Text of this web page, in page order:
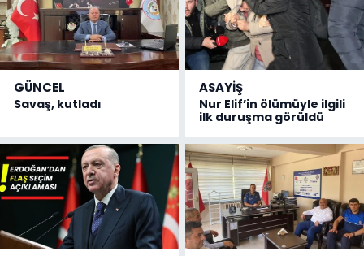
GÜNCEL
Savaş, kutladı
ASAYİŞ
Nur Elif’in ölümüyle ilgili
ilk duruşma görüldü